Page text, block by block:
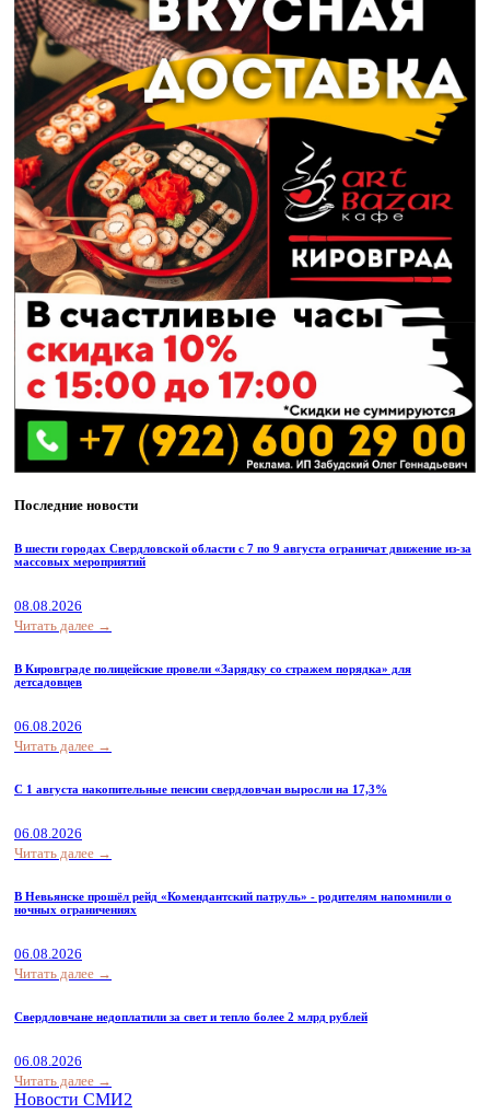
Последние новости
В шести городах Свердловской области с 7 по 9 августа ограничат движение из-за
массовых мероприятий
08.08.2026
Читать далее →
В Кировграде полицейские провели «Зарядку со стражем порядка» для
детсадовцев
06.08.2026
Читать далее →
С 1 августа накопительные пенсии свердловчан выросли на 17,3%
06.08.2026
Читать далее →
В Невьянске прошёл рейд «Комендантский патруль» - родителям напомнили о
ночных ограничениях
06.08.2026
Читать далее →
Свердловчане недоплатили за свет и тепло более 2 млрд рублей
06.08.2026
Читать далее →
Новости СМИ2